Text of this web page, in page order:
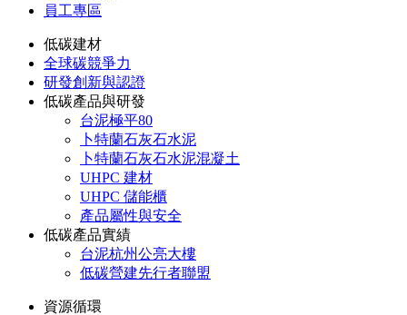
員工專區
低碳建材
全球碳競爭力
研發創新與認證
低碳產品與研發
台泥極平80
卜特蘭石灰石水泥
卜特蘭石灰石水泥混凝土
UHPC 建材
UHPC 儲能櫃
產品屬性與安全
低碳產品實績
台泥杭州公亮大樓
低碳營建先行者聯盟
資源循環